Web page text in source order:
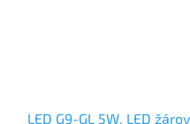
LED G9-GL 5W, LED